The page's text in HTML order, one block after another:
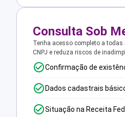
Consulta Sob
Tenha acesso completo a
CNPJ e reduza riscos de
Confirmação de
Dados cadastrais
Situação na Receita